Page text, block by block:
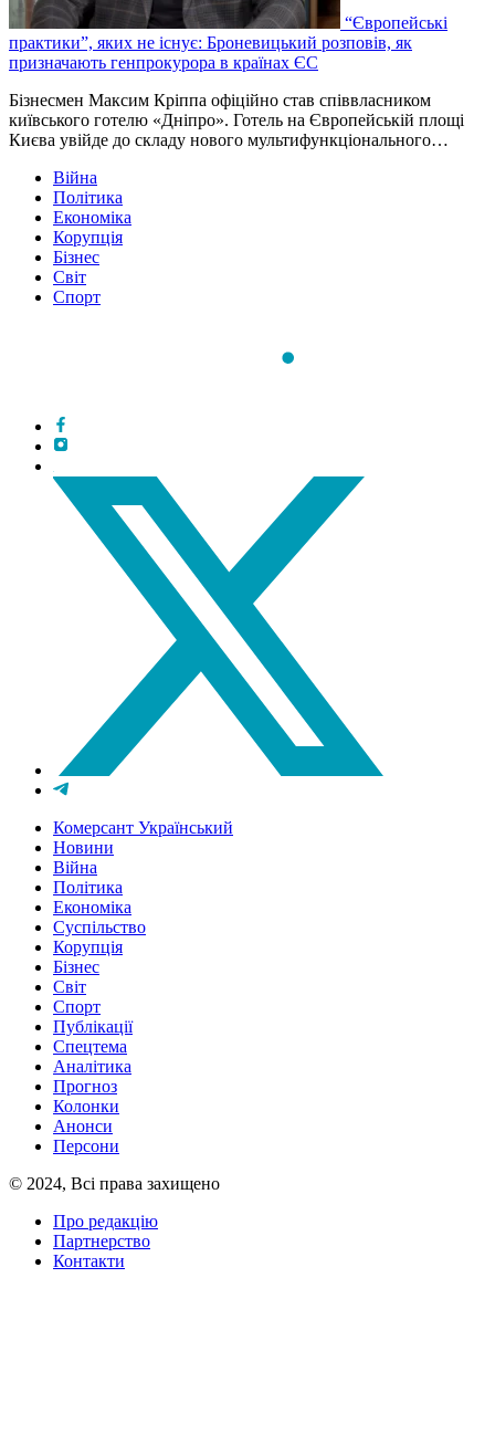
“Європейські
практики”, яких не існує: Броневицький розповів, як
призначають генпрокурора в країнах ЄС
Бізнесмен Максим Кріппа офіційно став співвласником
київського готелю «Дніпро». Готель на Європейській площі
Києва увійде до складу нового мультифункціонального…
Війна
Політика
Економіка
Корупція
Бізнес
Світ
Спорт
Комерсант Український
Новини
Війна
Політика
Економіка
Суспільство
Корупція
Бізнес
Світ
Спорт
Публікації
Спецтема
Аналітика
Прогноз
Колонки
Анонси
Персони
© 2024, Всі права захищено
Про редакцію
Партнерство
Контакти